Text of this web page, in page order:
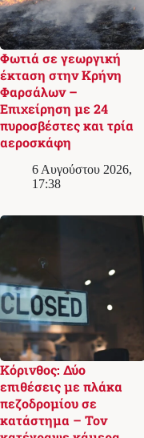
Φωτιά σε γεωργική
έκταση στην Κρήνη
Φαρσάλων –
Επιχείρηση με 24
πυροσβέστες και τρία
αεροσκάφη
6 Αυγούστου 2026,
17:38
Κόρινθος: Δύο
επιθέσεις με πλάκα
πεζοδρομίου σε
κατάστημα – Τον